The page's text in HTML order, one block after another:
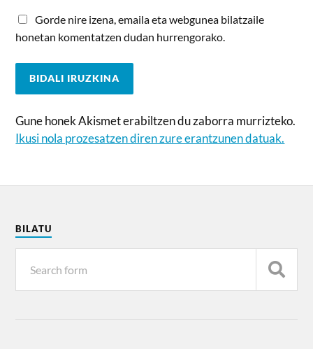
Gorde nire izena, emaila eta webgunea bilatzaile
honetan komentatzen dudan hurrengorako.
Gune honek Akismet erabiltzen du zaborra murrizteko.
Ikusi nola prozesatzen diren zure erantzunen datuak.
BILATU